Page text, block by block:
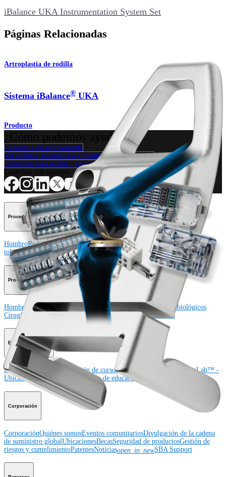
iBalance UKA Instrumentation System Set
Páginas Relacionadas
Artroplastia de rodilla
Sistema iBalance® UKA
Producto
¿Cómo podemos ayudarlo?
Contacte a un representante
Ver eventos, laboratorios y oportunidades educativas
Regístrese para recibir: ¿Qué hay de nuevo en Arthrex?
Procedimiento
HombroRodillaCodoMano y muñecaPie y
tobilloCaderaOrtobiológicosCirugía cardiotorácica Columna vertebral
Producto
Hombro Rodilla Mano y muñeca Pie y tobillo Cadera
Ortobiológicos
Cirugía cardiotorácica
Columna vertebral Imagen y resección
Educación médica
Educación médica Descripción de cursosCalendario de cursos
ArthroLab™ -
UbicacionesNuestro departamento de educación médica
Corporación
CorporaciónQuiénes somosEventos comunitariosDivulgación de la cadena
de suministro globalUbicacionesBecasSeguridad de productosGestión de
riesgos y cumplimientoPatentesNoticiasopen_in_newSBA Support